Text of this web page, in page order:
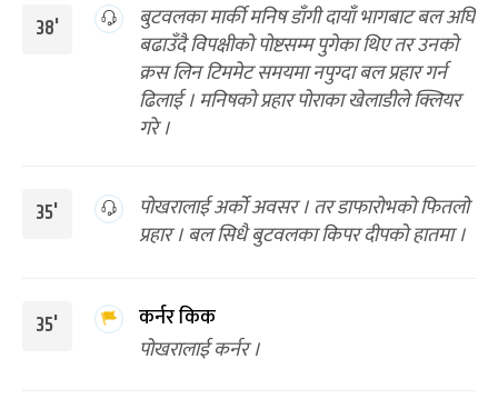
38'
बुटवलका मार्की मनिष डाँगी दायाँ भागबाट बल अघि
बढाउँदै विपक्षीको पोष्टसम्म पुगेका थिए तर उनको
क्रस लिन टिममेट समयमा नपुग्दा बल प्रहार गर्न
ढिलाई । मनिषको प्रहार पोराका खेलाडीले क्लियर
गरे ।
35'
पोखरालाई अर्को अवसर । तर डाफारोभको फितलो
प्रहार । बल सिधै बुटवलका किपर दीपको हातमा ।
35'
कर्नर किक
पोखरालाई कर्नर ।